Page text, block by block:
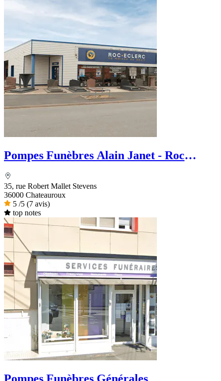
Pompes Funèbres Alain Janet - Roc
35, rue Robert Mallet Stevens
36000 Chateauroux
5 /5 (7 avis)
top notes
Pompes Funèbres Générales